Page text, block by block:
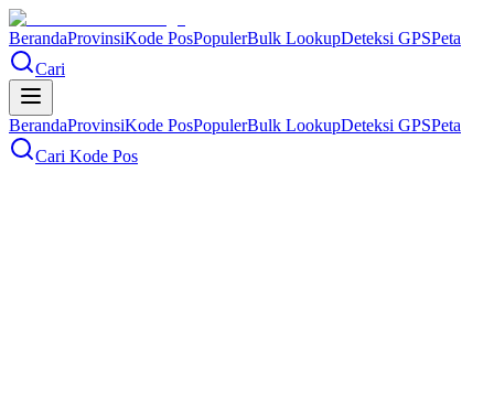
BerandaProvinsiKode PosPopulerBulk LookupDeteksi GPSPeta
Cari
BerandaProvinsiKode PosPopulerBulk LookupDeteksi GPSPeta
Cari Kode Pos